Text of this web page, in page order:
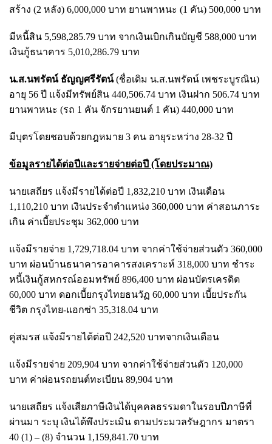
สร้าง (2 หลัง) 6,000,000 บาท ยานพาหนะ (1 คัน) 500,000 บาท
มีหนี้สิน 5,598,285.79 บาท จากเงินเบิกเกินบัญชี 588,000 บาท
เงินกู้ธนาคาร 5,010,286.79 บาท
น.ส.นพรัตน์ ธัญญศรีรัตน์(ชื่อเดิม น.ส.นพรัตน์ เพชระบูรณิน)
อายุ 56 ปี แจ้งมีทรัพย์สิน 440,506.74 บาท เงินฝาก 506.74 บาท
ยานพาหนะ (รถ 1 คัน จักรยานยนต์ 1 คัน) 440,000 บาท
มีบุตรโดยชอบด้วยกฎหมาย 3 คน อายุระหว่าง 28-32 ปี
ข้อมูลรายได้ต่อปีและรายจ่ายต่อปี (โดยประมาณ)
นายเสถียร แจ้งมีรายได้ต่อปี 1,832,210 บาท เงินเดือน
1,110,210 บาท เงินประจำตำแหน่ง 360,000 บาท ค่าสอนภาระ
เกิน ค่าเบี้ยประชุม 362,000 บาท
แจ้งมีรายจ่าย 1,729,718.04 บาท จากค่าใช้จ่ายส่วนตัว 360,000
บาท ผ่อนบ้านธนาคารอาคารสงเคราะห์ 318,000 บาท ชำระ
หนี้เงินกู้สหกรณ์ออมทรัพย์ 896,400 บาท ผ่อนบัตรเครดิต
60,000 บาท ดอกเบี้ยกรุงไทยธนวัฏ 60,000 บาท เบี้ยประกัน
ชีวิต กรุงไทย-แอกซ่า 35,318.04 บาท
คู่สมรส แจ้งมีรายได้ต่อปี 242,520 บาทจากเงินเดือน
แจ้งมีรายจ่าย 209,904 บาท จากค่าใช้จ่ายส่วนตัว 120,000
บาท ค่าผ่อนรถยนต์ทะเบียน 89,904 บาท
นายเสถียร แจ้งเสียภาษีเงินได้บุคคลธรรมดาในรอบปีภาษีที่
ผ่านมา ระบุ เงินได้พึงประเมิน ตามประมวลรัษฎากร มาตรา
40 (1) – (8) จำนวน 1,159,841.70 บาท